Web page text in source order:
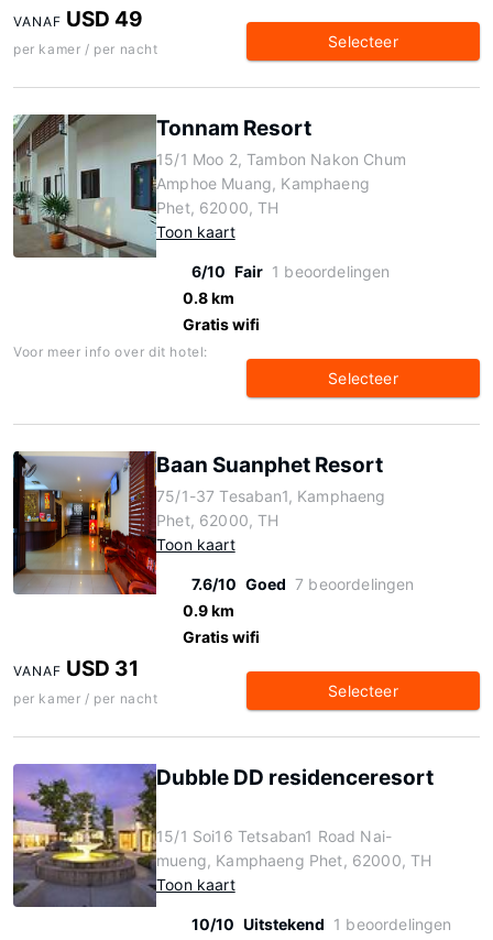
VANAF USD 49
per kamer / per nacht Selecteer
Tonnam Resort
15/1 Moo 2, Tambon Nakon Chum
Amphoe Muang, Kamphaeng
Phet, 62000, TH
Toon kaart
6/10 Fair 1 beoordelingen
0.8 km
Gratis wifi
Voor meer info over dit hotel:
Selecteer
Baan Suanphet Resort
75/1-37 Tesaban1, Kamphaeng
Phet, 62000, TH
Toon kaart
7.6/10 Goed 7 beoordelingen
0.9 km
Gratis wifi
VANAF USD 31
per kamer / per nacht Selecteer
Dubble DD residenceresort
15/1 Soi16 Tetsaban1 Road Nai-
mueng, Kamphaeng Phet, 62000, TH
Toon kaart
10/10 Uitstekend 1 beoordelingen